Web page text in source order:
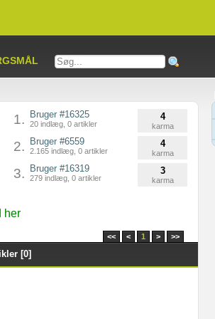
4
karma
1. Bruger #16325
20 indlæg, 0 artikler
4
karma
2. Bruger #6559
2.165 indlæg, 0 artikler
3
karma
3. Bruger #16319
279 indlæg, 0 artikler
her
<< < 1 > >>
[0]